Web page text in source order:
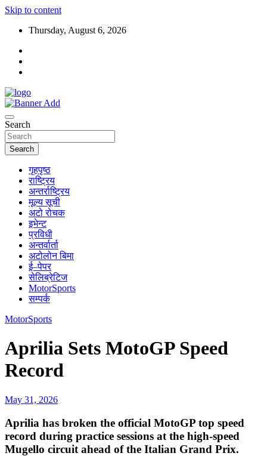
Skip to content
Thursday, August 6, 2026
Search
Search
गृहपृष्ठ
राष्ट्रिय
अन्तर्राष्ट्रिय
मूल्य सूची
अटो रोचक
इभेन्ट
प्रविधी
अन्तर्वार्ता
अटोलोन बिमा
ई–पेपर
सेलिब्रेटिज
MotorSports
सम्पर्क
MotorSports
Aprilia Sets MotoGP Speed
Record
May 31, 2026
Aprilia has broken the official MotoGP top speed
record during practice sessions at the high-speed
Mugello circuit ahead of the Italian Grand Prix.